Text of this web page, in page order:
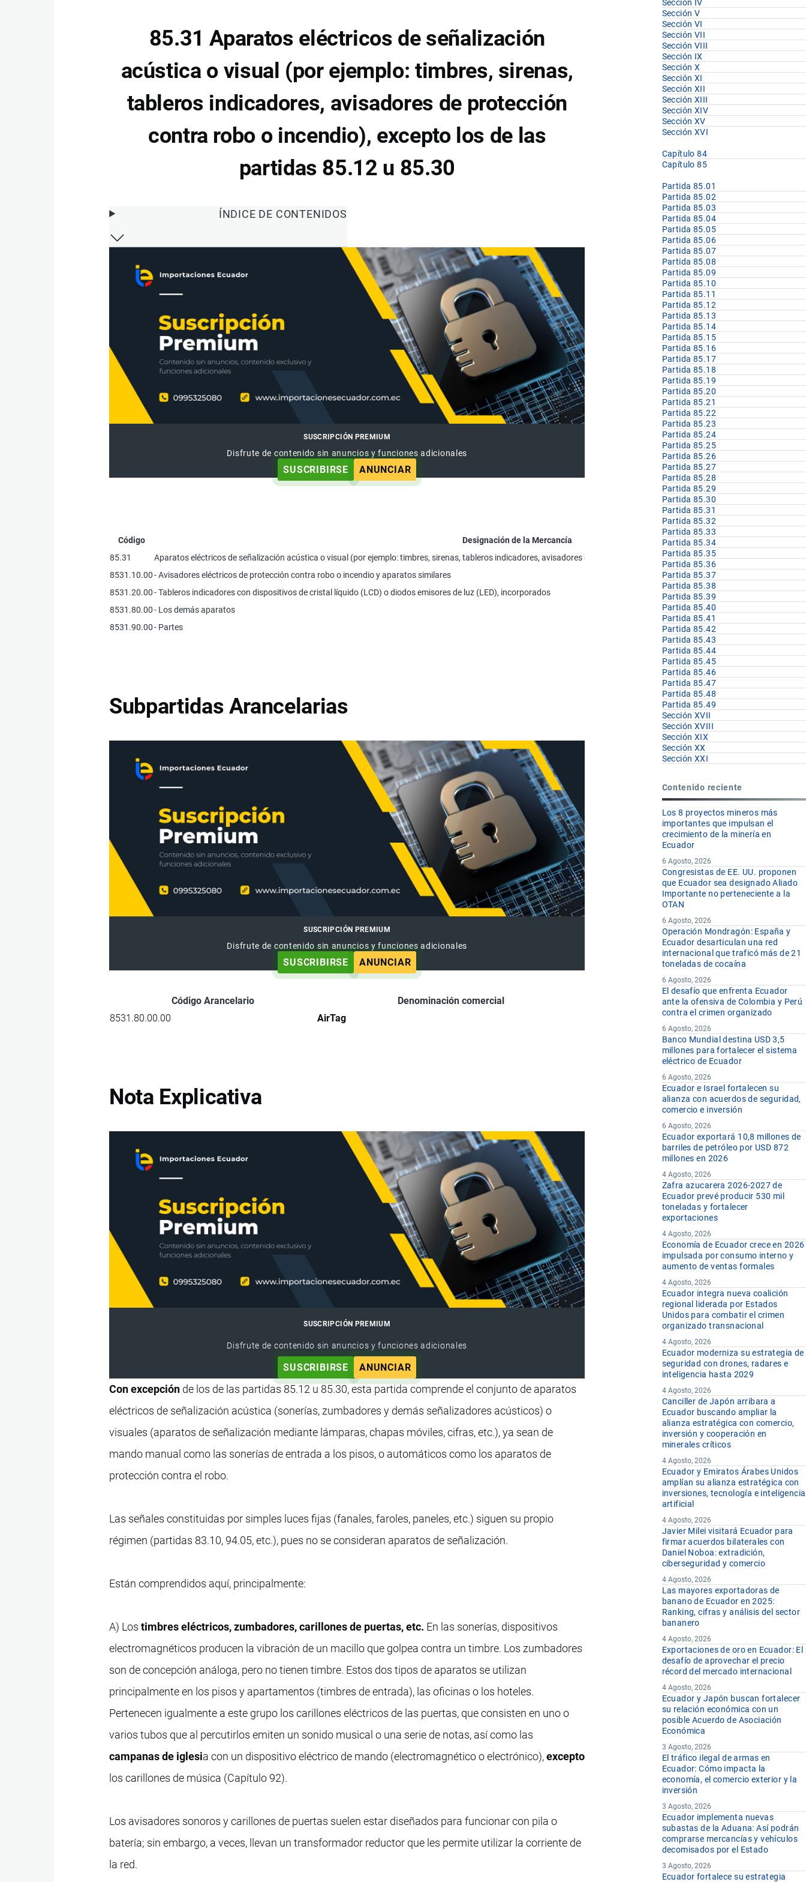
85.31 Aparatos eléctricos de señalización
acústica o visual (por ejemplo: timbres, sirenas,
tableros indicadores, avisadores de protección
contra robo o incendio), excepto los de las
partidas 85.12 u 85.30
ÍNDICE DE CONTENIDOS
SUSCRIPCIÓN PREMIUM
Disfrute de contenido sin anuncios y funciones adicionales
SUSCRIBIRSE ANUNCIAR
Código
Designación de la Mercancía
85.31
Aparatos eléctricos de señalización acústica o visual (por ejemplo: timbres, sirenas, tableros indicadores, avisadores de protección contra robo o incendio), excepto los de las
8531.10.00- Avisadores eléctricos de protección contra robo o incendio y aparatos similares
8531.20.00- Tableros indicadores con dispositivos de cristal líquido (LCD) o diodos emisores de luz (LED), incorporados
8531.80.00- Los demás aparatos
8531.90.00- Partes
Subpartidas Arancelarias
SUSCRIPCIÓN PREMIUM
Disfrute de contenido sin anuncios y funciones adicionales
SUSCRIBIRSE ANUNCIAR
Código Arancelario
Denominación comercial
8531.80.00.00
AirTag
Nota Explicativa
SUSCRIPCIÓN PREMIUM
Disfrute de contenido sin anuncios y funciones adicionales
SUSCRIBIRSE ANUNCIAR
Con excepción de los de las partidas 85.12 u 85.30, esta partida comprende el conjunto de aparatos
eléctricos de señalización acústica (sonerías, zumbadores y demás señalizadores acústicos) o
visuales (aparatos de señalización mediante lámparas, chapas móviles, cifras, etc.), ya sean de
mando manual como las sonerías de entrada a los pisos, o automáticos como los aparatos de
protección contra el robo.
Las señales constituidas por simples luces fijas (fanales, faroles, paneles, etc.) siguen su propio
régimen (partidas 83.10, 94.05, etc.), pues no se consideran aparatos de señalización.
Están comprendidos aquí, principalmente:
A) Lostimbres eléctricos, zumbadores, carillones de puertas, etc. En las sonerías, dispositivos
electromagnéticos producen la vibración de un macillo que golpea contra un timbre. Los zumbadores
son de concepción análoga, pero no tienen timbre. Estos dos tipos de aparatos se utilizan
principalmente en los pisos y apartamentos (timbres de entrada), las oficinas o los hoteles.
Pertenecen igualmente a este grupo los carillones eléctricos de las puertas, que consisten en uno o
varios tubos que al percutirlos emiten un sonido musical o una serie de notas, así como las
campanas de iglesia con un dispositivo eléctrico de mando (electromagnético o electrónico),excepto
los carillones de música (Capítulo 92).
Los avisadores sonoros y carillones de puertas suelen estar diseñados para funcionar con pila o
batería; sin embargo, a veces, llevan un transformador reductor que les permite utilizar la corriente de
la red.
Sección IV
Sección V
Sección VI
Sección VII
Sección VIII
Sección IX
Sección X
Sección XI
Sección XII
Sección XIII
Sección XIV
Sección XV
Sección XVI
Capítulo 84
Capítulo 85
Partida 85.01
Partida 85.02
Partida 85.03
Partida 85.04
Partida 85.05
Partida 85.06
Partida 85.07
Partida 85.08
Partida 85.09
Partida 85.10
Partida 85.11
Partida 85.12
Partida 85.13
Partida 85.14
Partida 85.15
Partida 85.16
Partida 85.17
Partida 85.18
Partida 85.19
Partida 85.20
Partida 85.21
Partida 85.22
Partida 85.23
Partida 85.24
Partida 85.25
Partida 85.26
Partida 85.27
Partida 85.28
Partida 85.29
Partida 85.30
Partida 85.31
Partida 85.32
Partida 85.33
Partida 85.34
Partida 85.35
Partida 85.36
Partida 85.37
Partida 85.38
Partida 85.39
Partida 85.40
Partida 85.41
Partida 85.42
Partida 85.43
Partida 85.44
Partida 85.45
Partida 85.46
Partida 85.47
Partida 85.48
Partida 85.49
Sección XVII
Sección XVIII
Sección XIX
Sección XX
Sección XXI
Contenido reciente
Los 8 proyectos mineros más
importantes que impulsan el
crecimiento de la minería en
Ecuador
6 Agosto, 2026
Congresistas de EE. UU. proponen
que Ecuador sea designado Aliado
Importante no perteneciente a la
OTAN
6 Agosto, 2026
Operación Mondragón: España y
Ecuador desarticulan una red
internacional que traficó más de 21
toneladas de cocaína
6 Agosto, 2026
El desafío que enfrenta Ecuador
ante la ofensiva de Colombia y Perú
contra el crimen organizado
6 Agosto, 2026
Banco Mundial destina USD 3,5
millones para fortalecer el sistema
eléctrico de Ecuador
6 Agosto, 2026
Ecuador e Israel fortalecen su
alianza con acuerdos de seguridad,
comercio e inversión
6 Agosto, 2026
Ecuador exportará 10,8 millones de
barriles de petróleo por USD 872
millones en 2026
4 Agosto, 2026
Zafra azucarera 2026-2027 de
Ecuador prevé producir 530 mil
toneladas y fortalecer
exportaciones
4 Agosto, 2026
Economía de Ecuador crece en 2026
impulsada por consumo interno y
aumento de ventas formales
4 Agosto, 2026
Ecuador integra nueva coalición
regional liderada por Estados
Unidos para combatir el crimen
organizado transnacional
4 Agosto, 2026
Ecuador moderniza su estrategia de
seguridad con drones, radares e
inteligencia hasta 2029
4 Agosto, 2026
Canciller de Japón arribara a
Ecuador buscando ampliar la
alianza estratégica con comercio,
inversión y cooperación en
minerales críticos
4 Agosto, 2026
Ecuador y Emiratos Árabes Unidos
amplían su alianza estratégica con
inversiones, tecnología e inteligencia
artificial
4 Agosto, 2026
Javier Milei visitará Ecuador para
firmar acuerdos bilaterales con
Daniel Noboa: extradición,
ciberseguridad y comercio
4 Agosto, 2026
Las mayores exportadoras de
banano de Ecuador en 2025:
Ranking, cifras y análisis del sector
bananero
4 Agosto, 2026
Exportaciones de oro en Ecuador: El
desafío de aprovechar el precio
récord del mercado internacional
4 Agosto, 2026
Ecuador y Japón buscan fortalecer
su relación económica con un
posible Acuerdo de Asociación
Económica
3 Agosto, 2026
El tráfico ilegal de armas en
Ecuador: Cómo impacta la
economía, el comercio exterior y la
inversión
3 Agosto, 2026
Ecuador implementa nuevas
subastas de la Aduana: Así podrán
comprarse mercancías y vehículos
decomisados por el Estado
3 Agosto, 2026
Ecuador fortalece su estrategia